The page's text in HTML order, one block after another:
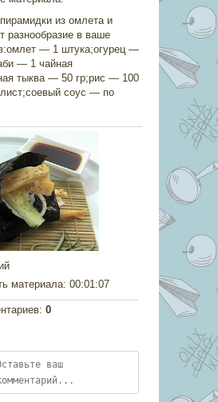
из омлета и
разнообразие в ваше
— 1 штука;огурец —
— 1 чайная
тыква — 50 гр;рис — 100
соус — по
материала: 00:01:07
: 0